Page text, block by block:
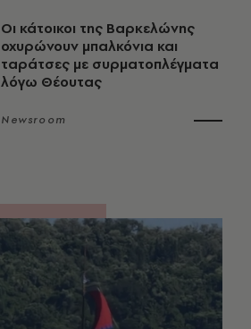
Οι κάτοικοι της Βαρκελώνης
οχυρώνουν μπαλκόνια και
ταράτσες με συρματοπλέγματα
λόγω Θέουτας
Newsroom